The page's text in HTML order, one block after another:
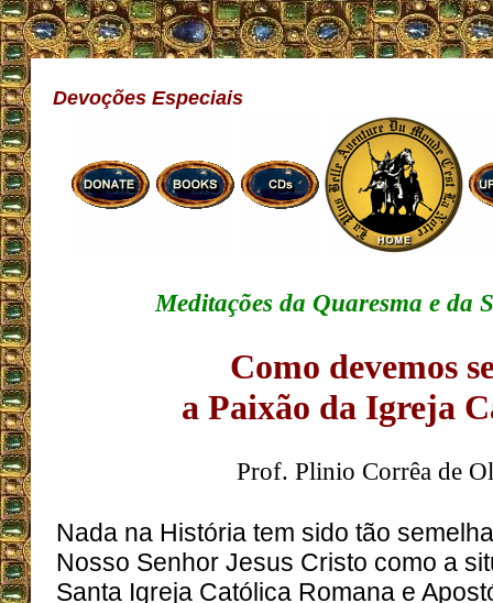
Devoções Especiais
Meditações da Quaresma e da
Como devemos
a Paixão da Igreja
Prof. Plinio Corrêa de
Nada na História tem sido tão
Nosso Senhor Jesus Cristo como a
Santa Igreja Católica Romana e